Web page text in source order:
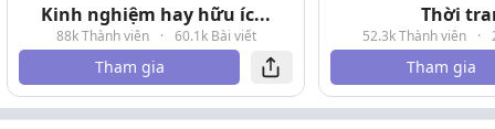
Kinh nghiệm hay hữu íc...
88k Thành viên · 60.1k Bài viết
Tham gia
Thời
52.3k Thành viên ·
Tham gia